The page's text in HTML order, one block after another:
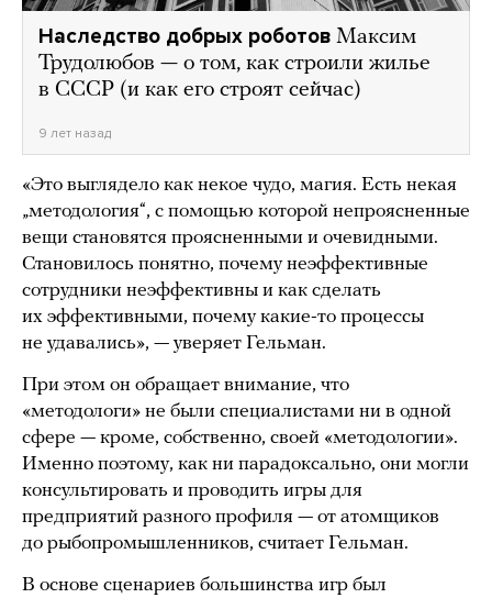
Наследство добрых роботов Максим
Трудолюбов — о том, как строили жилье
в СССР (и как его строят сейчас)
9 лет назад
«Это выглядело как некое чудо, магия. Есть некая
„методология“, с помощью которой непроясненные
вещи становятся проясненными и очевидными.
Становилось понятно, почему неэффективные
сотрудники неэффективны и как сделать
их эффективными, почему какие-то процессы
не удавались», — уверяет Гельман.
При этом он обращает внимание, что
«методологи» не были специалистами ни в одной
сфере — кроме, собственно, своей «методологии».
Именно поэтому, как ни парадоксально, они могли
консультировать и проводить игры для
предприятий разного профиля — от атомщиков
до рыбопромышленников, считает Гельман.
В основе сценариев большинства игр был